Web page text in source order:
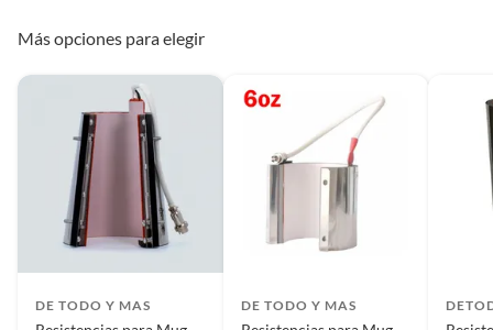
Duración en
condiciones
previsibles de uso
Plazo de
disponibilidad de
repuestos
Más opciones para elegir
DE TODO Y MAS DE TODO Y MAS